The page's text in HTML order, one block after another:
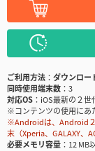
ご利用方法
ダウンロー
同時使用端末数
3
対応OS
iOS最新の２
※コンテンツの使用にあ
※Androidは、Android２
末（Xperia、GALAXY、
必要メモリ容量
12 MB